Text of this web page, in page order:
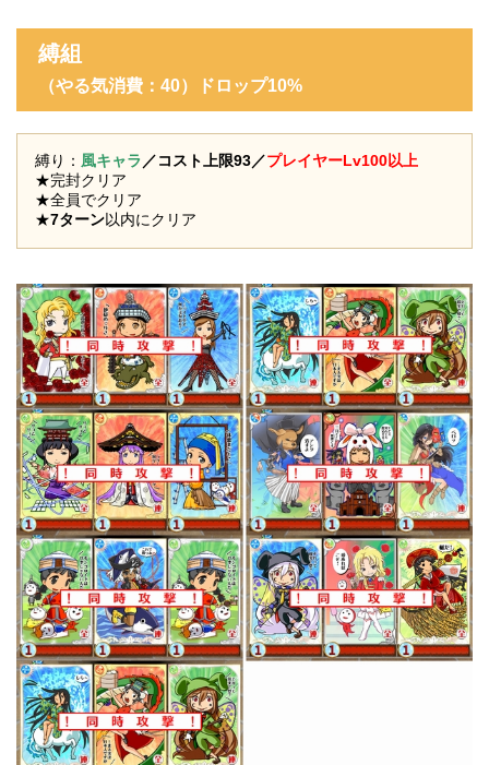
縛組
（やる気消費：40）ドロップ10%
縛り： 風キャラ ／コスト上限93／プレイヤーLv100以上
★完封クリア
★全員でクリア
★7ターン以内にクリア